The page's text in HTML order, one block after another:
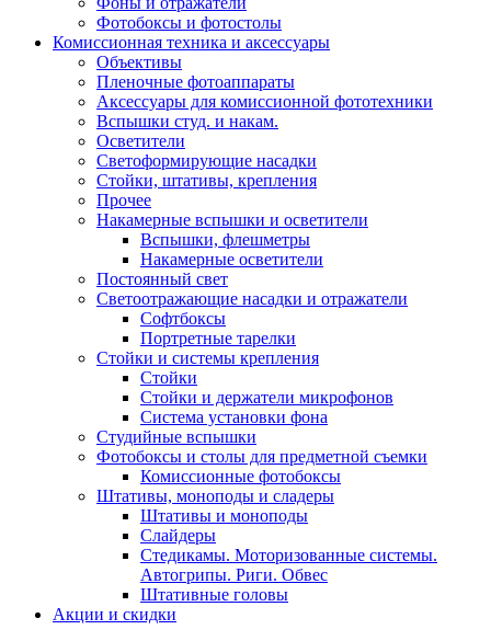
Фотобоксы и фотостолы
Комиссионная техника и аксессуары
Объективы
Пленочные фотоаппараты
Аксессуары для комиссионной фототехники
Вспышки студ. и накам.
Осветители
Светоформирующие насадки
Стойки, штативы, крепления
Прочее
Накамерные вспышки и осветители
Вспышки, флешметры
Накамерные осветители
Постоянный свет
Светоотражающие насадки и отражатели
Софтбоксы
Портретные тарелки
Стойки и системы крепления
Стойки
Стойки и держатели микрофонов
Система установки фона
Студийные вспышки
Фотобоксы и столы для предметной съемки
Комиссионные фотобоксы
Штативы, моноподы и сладеры
Штативы и моноподы
Слайдеры
Стедикамы. Моторизованные системы.
Автогрипы. Риги. Обвес
Штативные головы
Акции и скидки